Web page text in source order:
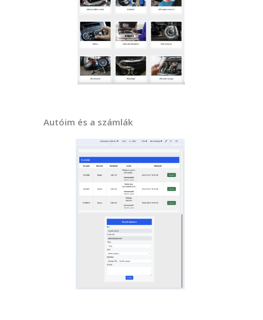
Autóim és a számlák